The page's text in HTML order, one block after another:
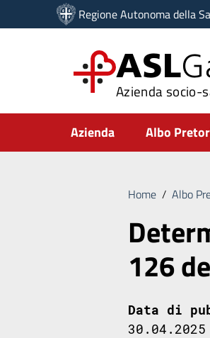
Vai ai contenuti
Vai al menu di navigazione
Regione Autonoma della
ASL
Azienda socio-
Submenu
Azienda Albo
Home / Albo
126
Data di
30.04.2025